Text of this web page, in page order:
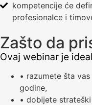
kompetencije će
profesionalce i
Zašto da
Ovaj webinar je
• razumete šta
godine,
• dobijete